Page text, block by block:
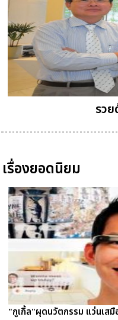
รว
เรื่องยอดนิยม
"กูเกิ้ล"ผุดนวัตกรรม แว่นเส